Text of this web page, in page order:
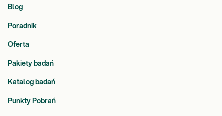
Blog
Poradnik
Oferta
Pakiety badań
Katalog badań
Punkty Pobrań